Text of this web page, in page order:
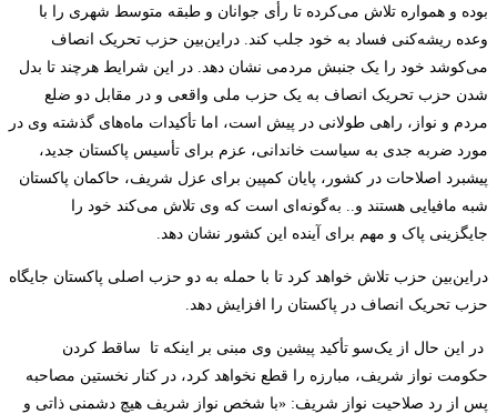
بوده و همواره تلاش می‌کرده تا رأی جوانان و طبقه متوسط شهری را با
وعده ریشه‌کنی فساد به خود جلب کند. دراین‌بین حزب تحریک انصاف
می‌کوشد خود را یک جنبش مردمی نشان دهد. در این شرایط هرچند تا بدل
شدن حزب تحریک انصاف به یک حزب ملی واقعی و در مقابل دو ضلع
مردم و نواز، راهی طولانی در پیش است، اما تأکیدات ماه‌های گذشته وی در
مورد ضربه جدی به سیاست خاندانی، عزم برای تأسیس پاکستان جدید،
پیشبرد اصلاحات در کشور، پایان کمپین برای عزل شریف، حاکمان پاکستان
شبه مافیایی هستند و.. به‌گونه‌ای است که وی تلاش می‌کند خود را
جایگزینی پاک و مهم برای آینده این کشور نشان دهد.
دراین‌بین حزب تلاش خواهد کرد تا با حمله به دو حزب اصلی پاکستان جایگاه
حزب تحریک انصاف در پاکستان را افزایش دهد.
در این حال از یک‌سو تأکید پیشین وی مبنی بر اینکه تا ساقط کردن
حکومت نواز شریف، مبارزه را قطع نخواهد کرد، در کنار نخستین مصاحبه
پس از رد صلاحیت نواز شریف: «با شخص نواز شریف هیچ دشمنی ذاتی و